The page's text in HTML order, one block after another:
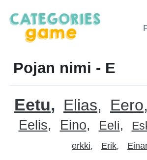
Pojan nimi - E
Eetu Elias Eero
Eelis Eino Eeli
erkki Erik